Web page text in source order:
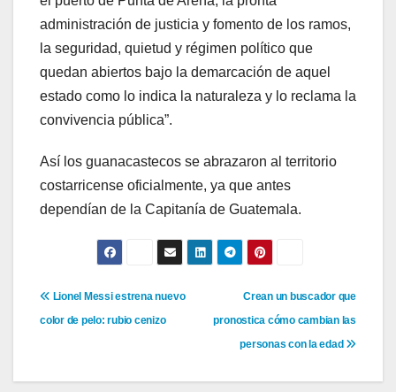
administración de justicia y fomento de los ramos,
la seguridad, quietud y régimen político que
quedan abiertos bajo la demarcación de aquel
estado como lo indica la naturaleza y lo reclama la
convivencia pública”.
Así los guanacastecos se abrazaron al territorio
costarricense oficialmente, ya que antes
dependían de la Capitanía de Guatemala.
Navegación
entradas
Crean un buscador que
pronostica cómo cambian las
personas con la edad
Lionel Messi estrena nuevo
color de pelo: rubio cenizo